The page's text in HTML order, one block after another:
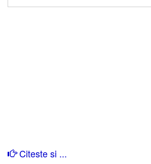
Citeste si ...